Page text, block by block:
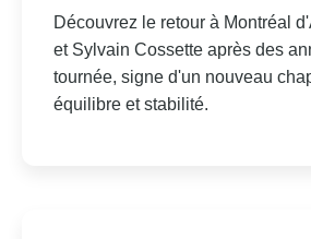
Découvrez le retour à Montréal
et Sylvain Cossette après des
tournée, signe d'un nouveau
équilibre et stabilité.